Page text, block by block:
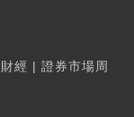
經 | 證券市場周